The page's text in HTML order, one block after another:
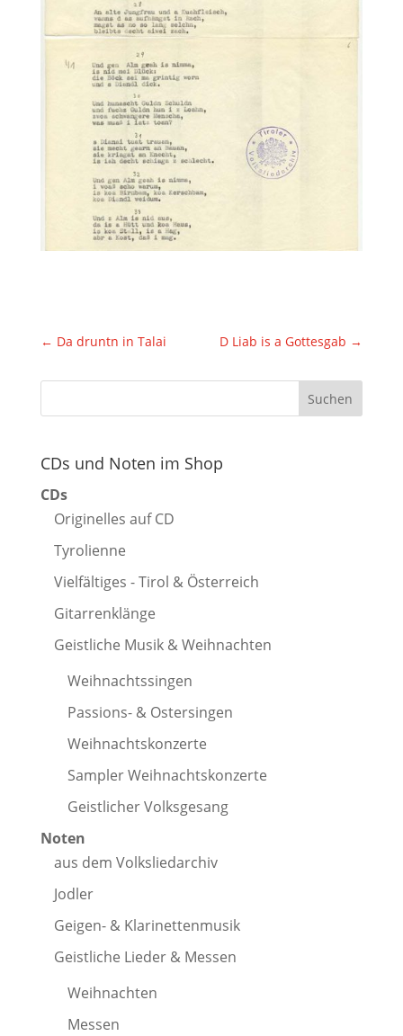
← Da druntn in Talai D Liab is a Gottesgab →
CDs und Noten im Shop
CDs
Originelles auf CD
Tyrolienne
Vielfältiges - Tirol & Österreich
Gitarrenklänge
Geistliche Musik & Weihnachten
Weihnachtssingen
Passions- & Ostersingen
Weihnachtskonzerte
Sampler Weihnachtskonzerte
Geistlicher Volksgesang
Noten
aus dem Volksliedarchiv
Jodler
Geigen- & Klarinettenmusik
Geistliche Lieder & Messen
Weihnachten
Messen